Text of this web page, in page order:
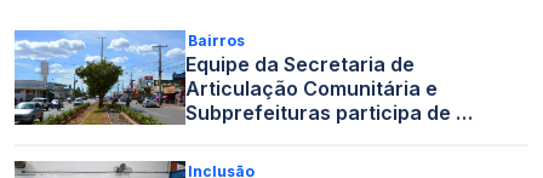
Bairros
Equipe da Secretaria de
Articulação Comunitária e
Subprefeituras participa de …
Inclusão